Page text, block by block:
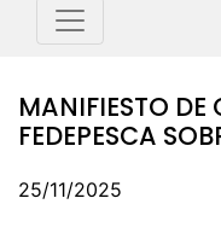
MANIFIESTO DE
FEDEPESCA
25/11/2025